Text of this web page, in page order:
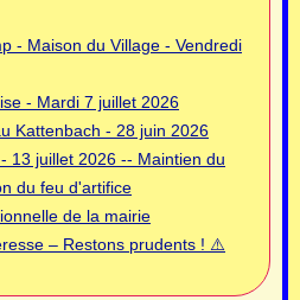
- Maison du Village - Vendredi
- Mardi 7 juillet 2026
Kattenbach - 28 juin 2026
13 juillet 2026 -- Maintien du
du feu d'artifice
de la mairie
– Restons prudents ! ⚠️